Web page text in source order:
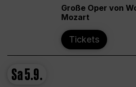
Große Oper von
Mozart
Tickets
Sa5.9.